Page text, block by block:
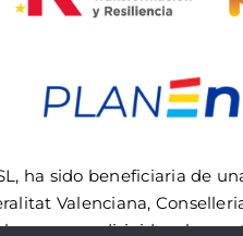
ha sido beneficiaria de
Valenciana,
programa dirigido a la